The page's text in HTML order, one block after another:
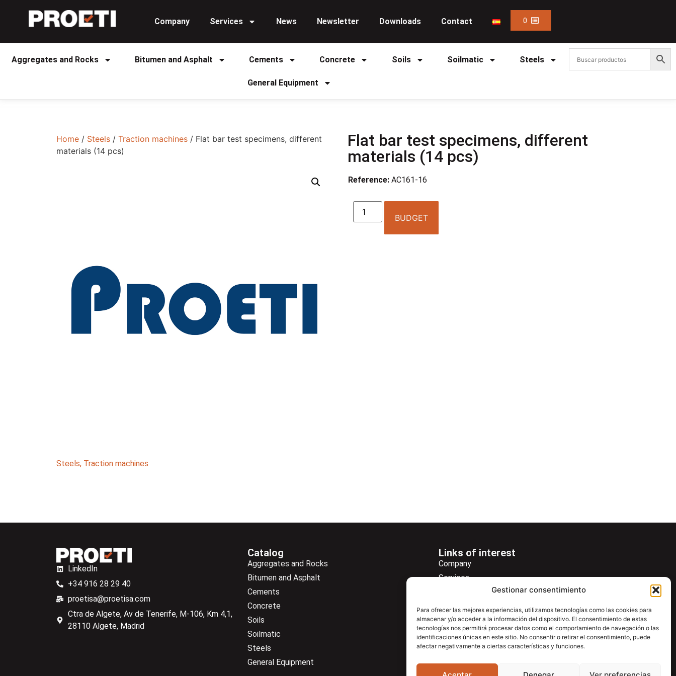
Gestionar consentimiento
Para ofrecer las mejores experiencias, utilizamos tecnologías como las cookies para
almacenar y/o acceder a la información del dispositivo. El consentimiento de estas
tecnologías nos permitirá procesar datos como el comportamiento de navegación o las
identificaciones únicas en este sitio. No consentir o retirar el consentimiento, puede
afectar negativamente a ciertas características y funciones.
Company Services News Newsletter Downloads Contact 0
Aggregates and Rocks Bitumen and Asphalt Cements Concrete Soils Soilmatic Steels
General Equipment
Home / Steels / Traction machines / Flat bar test specimens, different
materials (14 pcs)
Steels, Traction machines
Flat bar test specimens, different
materials (14 pcs)
Reference: AC161-16
BUDGET
LinkedIn
+34 916 28 29 40
proetisa@proetisa.com
Ctra de Algete, Av de Tenerife, M-106, Km 4,1,
28110 Algete, Madrid
Catalog
Aggregates and Rocks
Bitumen and Asphalt
Cements
Concrete
Soils
Soilmatic
Steels
General Equipment
Links of interest
Company
Services
Newsletter
Download
Contac